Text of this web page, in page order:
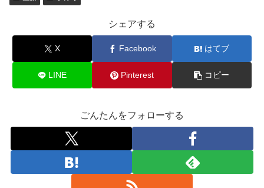
シェアする
X Facebook はてブ
LINE Pinterest コピー
ごんたんをフォローする